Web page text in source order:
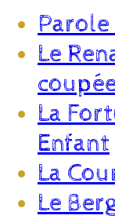
Le
La
Enfant
La
Le